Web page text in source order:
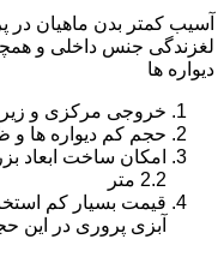
آسیب کمتر بدن ماهیان
لغزندگی جنس داخلی و
دیواره ها
خروجی مرکزی و
حجم کم دیواره ها و
2.2 متر
قیمت بسیار کم
آبزی پروری در این